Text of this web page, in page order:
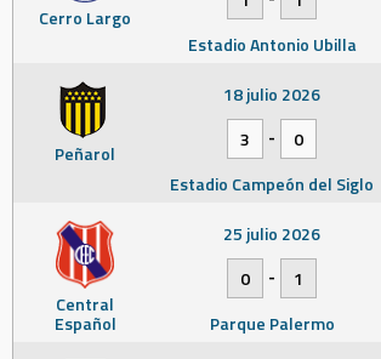
Cerro Largo
Estadio Antonio Ubilla
Peñarol
18 julio 2026
3
-
0
Estadio Campeón del Siglo
Central
Español
25 julio 2026
0
-
1
Parque Palermo